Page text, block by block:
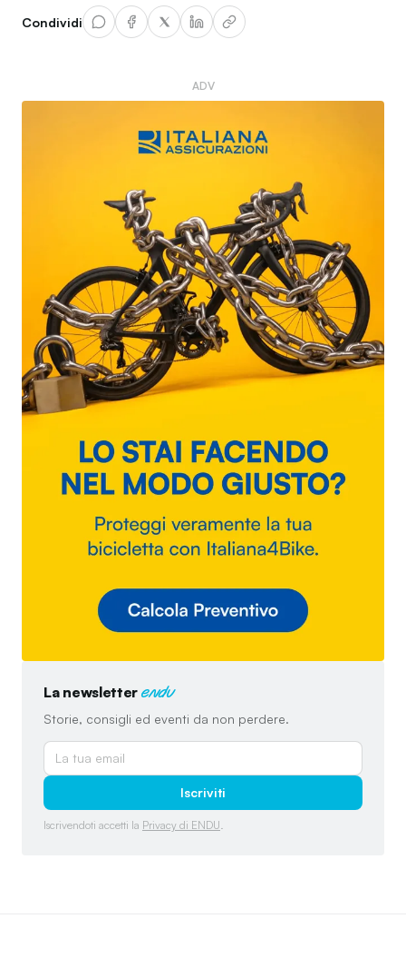
Condividi
ADV
La newsletter endu
Storie, consigli ed eventi da non perdere.
Iscriviti
Iscrivendoti accetti la Privacy di ENDU